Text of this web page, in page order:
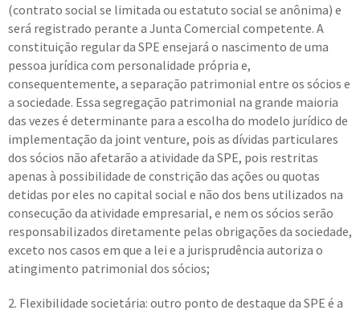
(contrato social se limitada ou estatuto social se anônima) e
será registrado perante a Junta Comercial competente. A
constituição regular da SPE ensejará o nascimento de uma
pessoa jurídica com personalidade própria e,
consequentemente, a separação patrimonial entre os sócios e
a sociedade. Essa segregação patrimonial na grande maioria
das vezes é determinante para a escolha do modelo jurídico de
implementação da joint venture, pois as dívidas particulares
dos sócios não afetarão a atividade da SPE, pois restritas
apenas à possibilidade de constrição das ações ou quotas
detidas por eles no capital social e não dos bens utilizados na
consecução da atividade empresarial, e nem os sócios serão
responsabilizados diretamente pelas obrigações da sociedade,
exceto nos casos em que a lei e a jurisprudência autoriza o
atingimento patrimonial dos sócios;
2. Flexibilidade societária: outro ponto de destaque da SPE é a